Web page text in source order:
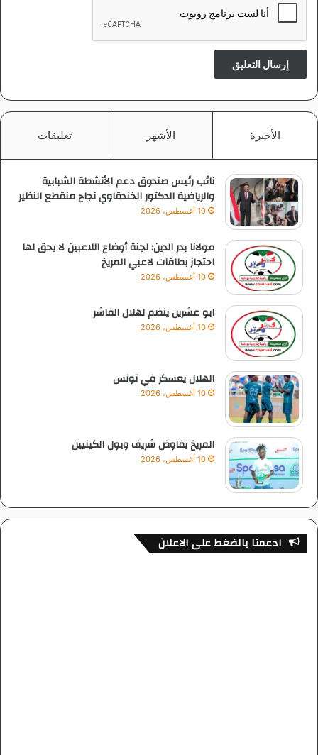
الأخيرة الأشهر تعليقات
نائب رئيس صندوق دعم الأنشطة الشبابية
والرياضية الدكتور الخندقاوي نجاح منقطع النظير
10 أغسطس، 2026
مولانا بدر الدين: لجنة أوضاع اللاعبين لا يحق لها
احتجاز بطاقات لاعبي المريخ
10 أغسطس، 2026
ابو عشرين ينضم لهلال الفاشر
10 أغسطس، 2026
الهلال يعسكر في تونس
10 أغسطس، 2026
المريخ يفاوض شريف وبول الكينيين
10 أغسطس، 2026
ادعمنا بالضغط على الاعلان